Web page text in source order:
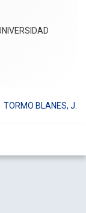
TORMO BLANES, J.